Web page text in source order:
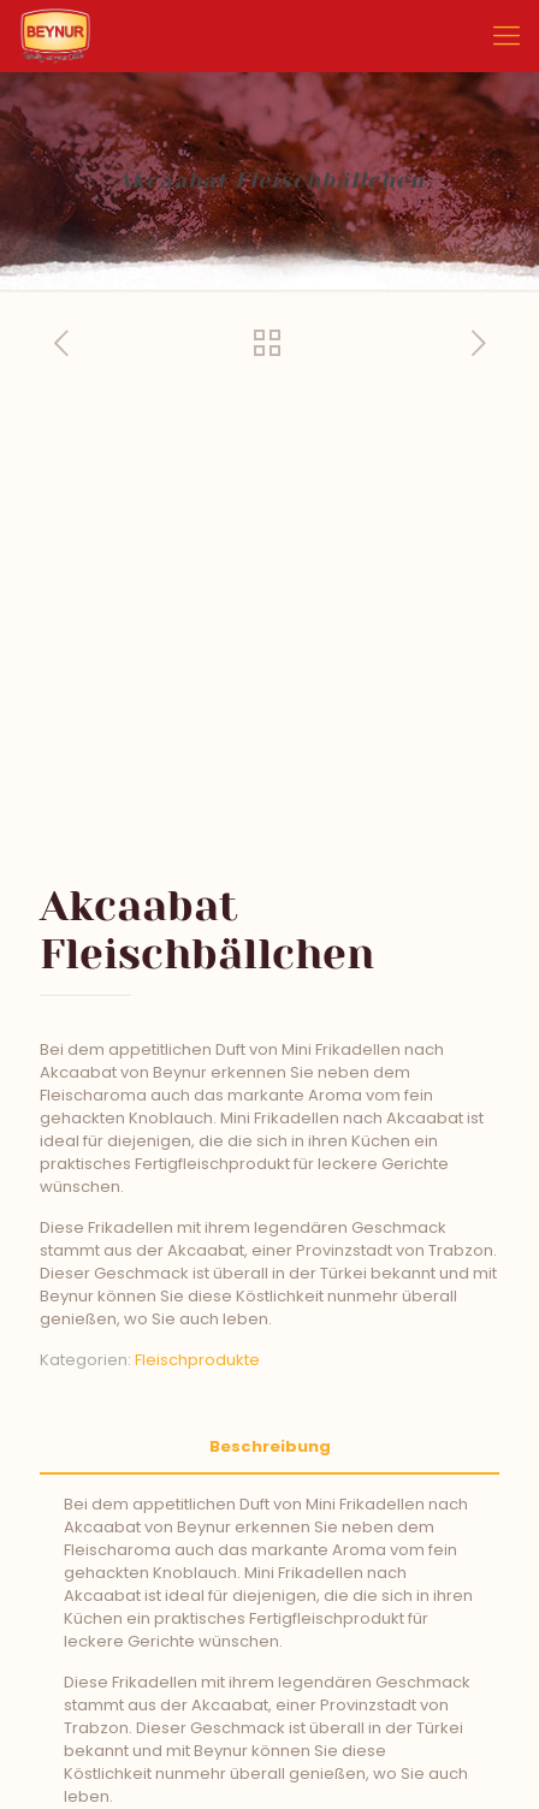
Akcaabat Fleischbällchen
Akcaabat
Fleischbällchen
Bei dem appetitlichen Duft von Mini Frikadellen nach
Akcaabat von Beynur erkennen Sie neben dem
Fleischaroma auch das markante Aroma vom fein
gehackten Knoblauch. Mini Frikadellen nach Akcaabat ist
ideal für diejenigen, die die sich in ihren Küchen ein
praktisches Fertigfleischprodukt für leckere Gerichte
wünschen.
Diese Frikadellen mit ihrem legendären Geschmack
stammt aus der Akcaabat, einer Provinzstadt von Trabzon.
Dieser Geschmack ist überall in der Türkei bekannt und mit
Beynur können Sie diese Köstlichkeit nunmehr überall
genießen, wo Sie auch leben.
Kategorien: Fleischprodukte
Beschreibung
Bei dem appetitlichen Duft von Mini Frikadellen nach
Akcaabat von Beynur erkennen Sie neben dem
Fleischaroma auch das markante Aroma vom fein
gehackten Knoblauch. Mini Frikadellen nach
Akcaabat ist ideal für diejenigen, die die sich in ihren
Küchen ein praktisches Fertigfleischprodukt für
leckere Gerichte wünschen.
Diese Frikadellen mit ihrem legendären Geschmack
stammt aus der Akcaabat, einer Provinzstadt von
Trabzon. Dieser Geschmack ist überall in der Türkei
bekannt und mit Beynur können Sie diese
Köstlichkeit nunmehr überall genießen, wo Sie auch
leben.